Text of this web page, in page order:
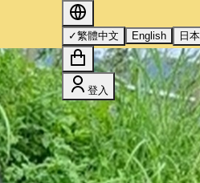
✓繁體中文 English 日
登入